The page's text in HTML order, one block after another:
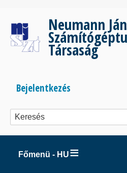
tartalomra
Neumann
Társaság
Bejelentkezés
menüje
Bejelentkezés
Főmenü - HU